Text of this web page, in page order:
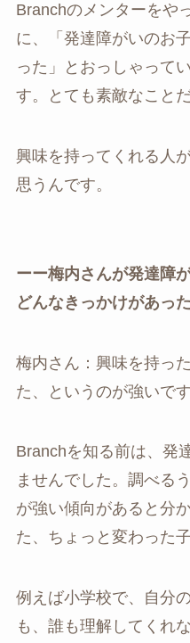
Branchのメンターをや
に、「発達障がいのお
った」とおっしゃって
す。とても素敵なこと
興味を持ってくれる人
思うんです。
ーー梅内さんが発達障
どんなきっかけがあっ
梅内さん：興味を持っ
た、というのが強いです
Branchを知る前は、発
ませんでした。調べる
が強い傾向があると分
た、ちょっと変わった
例えば小学校で、自分
も、誰も理解してくれ